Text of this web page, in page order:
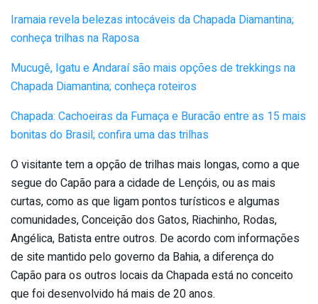
Iramaia revela belezas intocáveis da Chapada Diamantina;
conheça trilhas na Raposa
Mucugê, Igatu e Andaraí são mais opções de trekkings na
Chapada Diamantina; conheça roteiros
Chapada: Cachoeiras da Fumaça e Buracão entre as 15 mais
bonitas do Brasil; confira uma das trilhas
O visitante tem a opção de trilhas mais longas, como a que
segue do Capão para a cidade de Lençóis, ou as mais
curtas, como as que ligam pontos turísticos e algumas
comunidades, Conceição dos Gatos, Riachinho, Rodas,
Angélica, Batista entre outros. De acordo com informações
de site mantido pelo governo da Bahia, a diferença do
Capão para os outros locais da Chapada está no conceito
que foi desenvolvido há mais de 20 anos.